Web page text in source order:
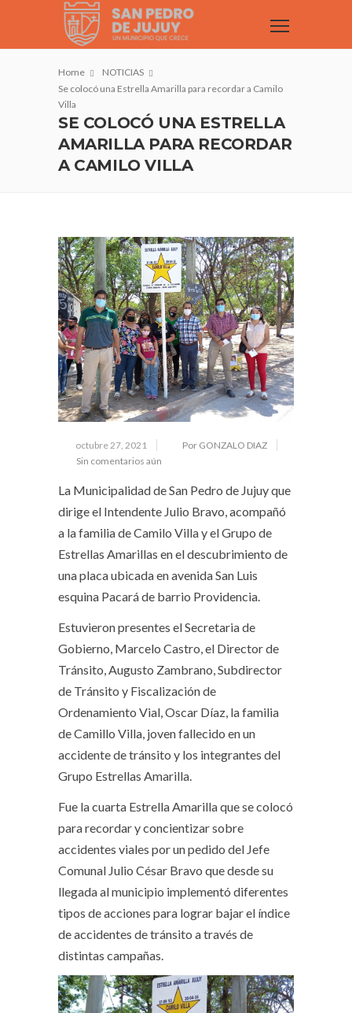
Home
NOTICIAS
Se colocó una Estrella Amarilla para recordar a Camilo
Villa
SE COLOCÓ UNA ESTRELLA
AMARILLA PARA RECORDAR
A CAMILO VILLA
octubre 27, 2021
Por GONZALO DIAZ
Sin comentarios aún
La Municipalidad de San Pedro de Jujuy que
dirige el Intendente Julio Bravo, acompañó
a la familia de Camilo Villa y el Grupo de
Estrellas Amarillas en el descubrimiento de
una placa ubicada en avenida San Luis
esquina Pacará de barrio Providencia.
Estuvieron presentes el Secretaria de
Gobierno, Marcelo Castro, el Director de
Tránsito, Augusto Zambrano, Subdirector
de Tránsito y Fiscalización de
Ordenamiento Vial, Oscar Díaz, la familia
de Camillo Villa, joven fallecido en un
accidente de tránsito y los integrantes del
Grupo Estrellas Amarilla.
Fue la cuarta Estrella Amarilla que se colocó
para recordar y concientizar sobre
accidentes viales por un pedido del Jefe
Comunal Julio César Bravo que desde su
llegada al municipio implementó diferentes
tipos de acciones para lograr bajar el índice
de accidentes de tránsito a través de
distintas campañas.